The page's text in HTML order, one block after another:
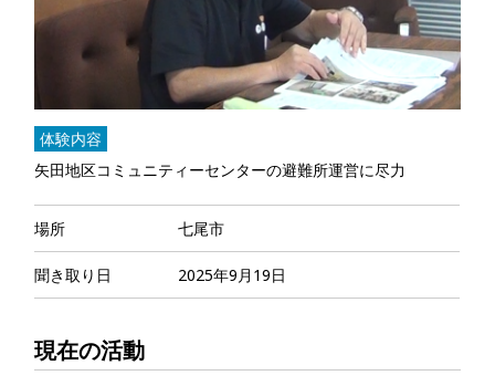
体験内容
矢田地区コミュニティーセンターの避難所運営に尽力
場所 七尾市
聞き取り日 2025年9月19日
現在の活動